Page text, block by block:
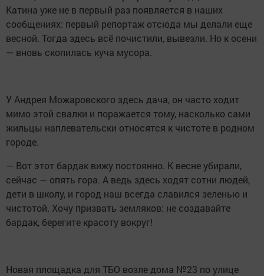
Катина уже не в первый раз появляется в наших
сообщениях: первый репортаж отсюда мы делали еще
весной. Тогда здесь всё почистили, вывезли. Но к осени
— вновь скопилась куча мусора.
У Андрея Можаровского здесь дача, он часто ходит
мимо этой свалки и поражается тому, насколько сами
жильцы наплевательски относятся к чистоте в родном
городе.
— Вот этот бардак вижу постоянно. К весне убирали,
сейчас — опять гора. А ведь здесь ходят сотни людей,
дети в школу, и город наш всегда славился зеленью и
чистотой. Хочу призвать земляков: не создавайте
бардак, берегите красоту вокруг!
Новая площадка для ТБО возле дома №23 по улице